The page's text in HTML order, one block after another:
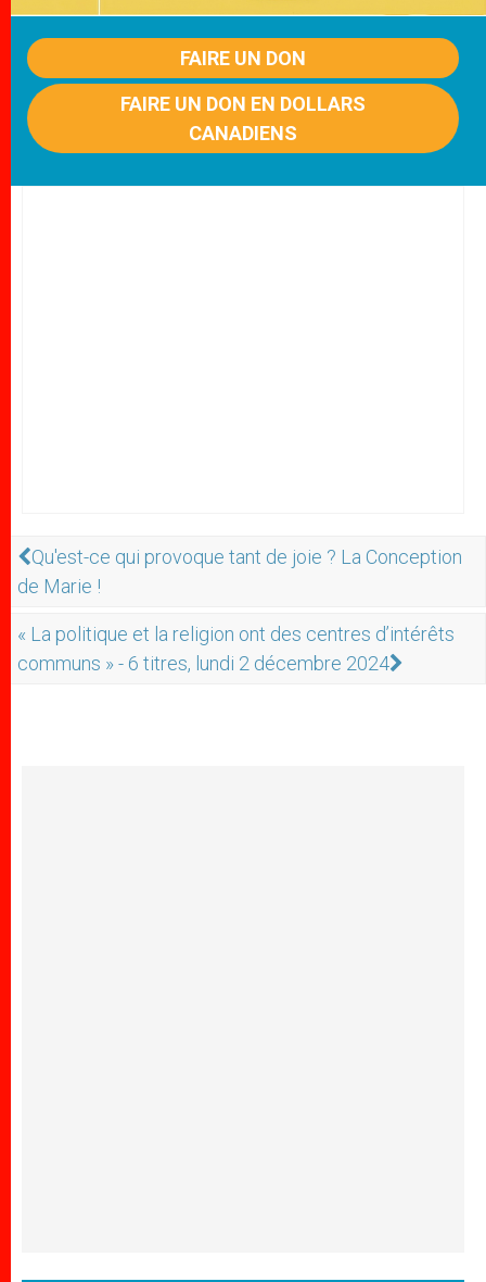
FAIRE UN DON
FAIRE UN DON EN DOLLARS
CANADIENS
Qu'est-ce qui provoque tant de joie ? La Conception
de Marie !
« La politique et la religion ont des centres d’intérêts
communs » - 6 titres, lundi 2 décembre 2024